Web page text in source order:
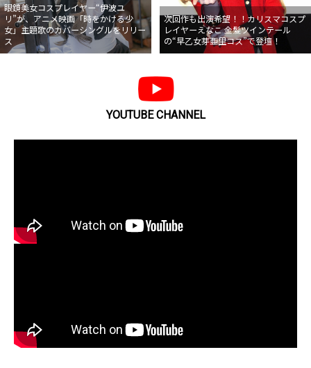
眼鏡美女コスプレイヤー“伊波ユ
リ”が、アニメ映画「時をかける少
女」主題歌のカバーシングルをリリー
ス
次回作も出演希望！！カリスマコスプ
レイヤーえなこ 金髪ツインテール
の“早乙女芽亜里コス”で登壇！
YOUTUBE CHANNEL